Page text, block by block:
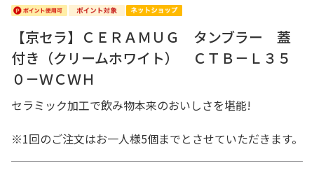
【京セラ】ＣＥＲＡＭＵＧ タンブラー 蓋
付き（クリームホワイト） ＣＴＢ－Ｌ３５
０－ＷＣＷＨ
セラミック加工で飲み物本来のおいしさを堪能!
※1回のご注文はお一人様5個までとさせていただきます。